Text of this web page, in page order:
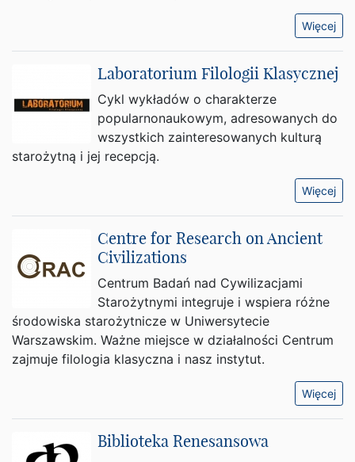
Więcej
Laboratorium Filologii Klasycznej
Cykl wykładów o charakterze
popularnonaukowym, adresowanych do
wszystkich zainteresowanych kulturą
starożytną i jej recepcją.
Więcej
Centre for Research on Ancient
Civilizations
Centrum Badań nad Cywilizacjami
Starożytnymi integruje i wspiera różne
środowiska starożytnicze w Uniwersytecie
Warszawskim. Ważne miejsce w działalności Centrum
zajmuje filologia klasyczna i nasz instytut.
Więcej
Biblioteka Renesansowa